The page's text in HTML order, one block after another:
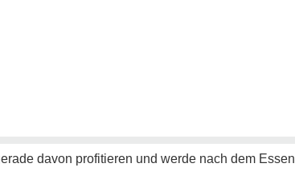
davon profitieren und werde nach dem